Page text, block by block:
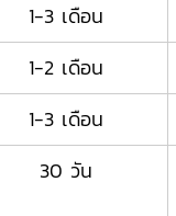
1-3 เดือน
1-2 เดือน
1-3 เดือน
30 วัน